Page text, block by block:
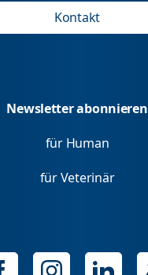
Kontakt
Newsletter abonnieren
für Human
für Veterinär